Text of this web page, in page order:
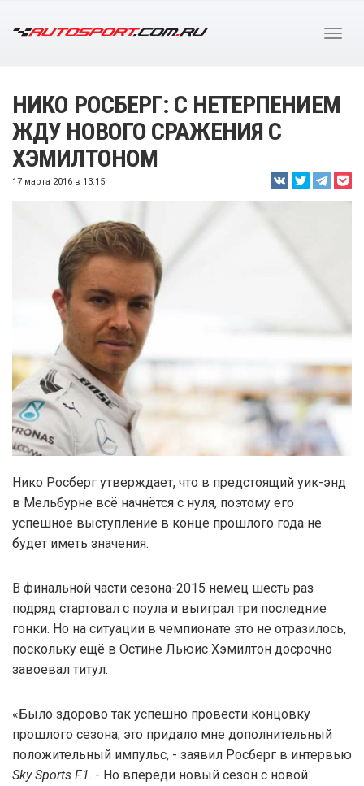
НИКО РОСБЕРГ: С НЕТЕРПЕНИЕМ
ЖДУ НОВОГО СРАЖЕНИЯ С
ХЭМИЛТОНОМ
17 марта 2016 в 13:15
Нико Росберг утверждает, что в предстоящий уик-энд
в Мельбурне всё начнётся с нуля, поэтому его
успешное выступление в конце прошлого года не
будет иметь значения.
В финальной части сезона-2015 немец шесть раз
подряд стартовал с поула и выиграл три последние
гонки. Но на ситуации в чемпионате это не отразилось,
поскольку ещё в Остине Льюис Хэмилтон досрочно
завоевал титул.
«Было здорово так успешно провести концовку
прошлого сезона, это придало мне дополнительный
положительный импульс, - заявил Росберг в интервью
Sky Sports F1. - Но впереди новый сезон с новой